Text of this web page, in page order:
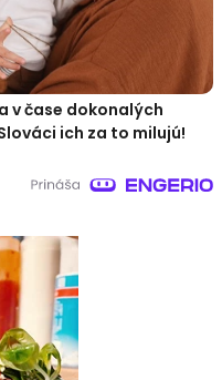
v čase dokonalých
ich za to milujú!